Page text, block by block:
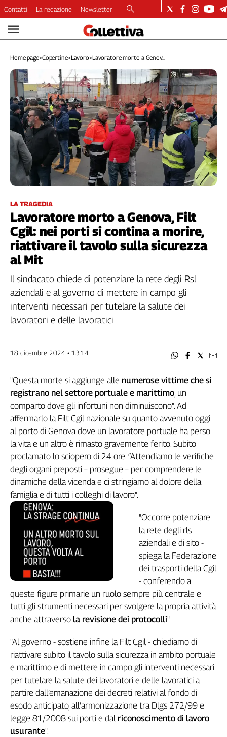
Video
Dirette
Longform
Copertine
Economia
Lavoro
Ambiente
Diritti
Welfare
Italia
Internazionale
Categorie
Filcams
Filctem
Fillea
Filt
Flc
Nidil
Spi
Inca
Caaf
Speciali
G8
di
Genova,
sangue
della
ragione
Collettiva
Academy
Collettiva
Play
Rubriche
Talk
La
Collettiva
Girasoli
Il
Sassolino
Linea
Economica
Contatti La redazione Newsletter
Home page>Copertine>Lavoro>Lavoratore morto a Genov...
LA TRAGEDIA
Lavoratore morto a Genova, Filt
Cgil: nei porti si contina a morire,
riattivare il tavolo sulla sicurezza
al Mit
Il sindacato chiede di potenziare la rete degli Rsl
aziendali e al governo di mettere in campo gli
interventi necessari per tutelare la salute dei
lavoratori e delle lavoratici
18 dicembre 2024 • 13:14
"Questa morte si aggiunge alle numerose vittime che si
registrano nel settore portuale e marittimo, un
comparto dove gli infortuni non diminuiscono". Ad
affermarlo la Filt Cgil nazionale su quanto avvenuto oggi
al porto di Genova dove un lavoratore portuale ha perso
la vita e un altro è rimasto gravemente ferito. Subito
proclamato lo sciopero di 24 ore. “Attendiamo le verifiche
degli organi preposti – prosegue – per comprendere le
dinamiche della vicenda e ci stringiamo al dolore della
famiglia e di tutti i colleghi di lavoro".
"Occorre potenziare
la rete degli rls
aziendali e di sito -
spiega la Federazione
dei trasporti della Cgil
- conferendo a
queste figure primarie un ruolo sempre più centrale e
tutti gli strumenti necessari per svolgere la propria attività
anche attraverso la revisione dei protocolli".
"Al governo - sostiene infine la Filt Cgil - chiediamo di
riattivare subito il tavolo sulla sicurezza in ambito portuale
e marittimo e di mettere in campo gli interventi necessari
per tutelare la salute dei lavoratori e delle lavoratici a
partire dall’emanazione dei decreti relativi al fondo di
esodo anticipato, all’armonizzazione tra Dlgs 272/99 e
legge 81/2008 sui porti e dal riconoscimento di lavoro
usurante".